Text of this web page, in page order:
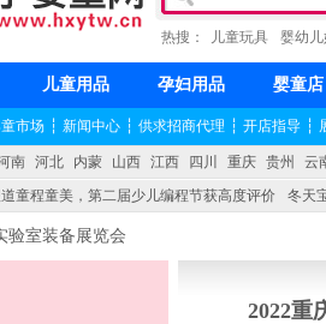
热搜： 儿童玩具 婴幼
儿童用品 孕妇用品 婴童店
市场 ┆ 新闻中心 ┆ 供求招商代理 ┆ 开店指导 ┆
南 河北 内蒙 山西 江西 四川 重庆 贵州
云
童程童美，第二届少儿编程节获高度评价
冬天
服务转型,毕竟母婴产品比较特殊。”
2022重